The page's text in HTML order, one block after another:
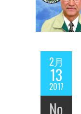
2月
13
2017
No